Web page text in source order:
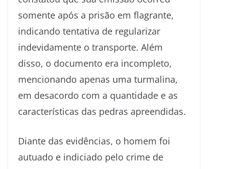
somente após a prisão em flagrante,
indicando tentativa de regularizar
indevidamente o transporte. Além
disso, o documento era incompleto,
mencionando apenas uma turmalina,
em desacordo com a quantidade e as
características das pedras apreendidas.
Diante das evidências, o homem foi
autuado e indiciado pelo crime de